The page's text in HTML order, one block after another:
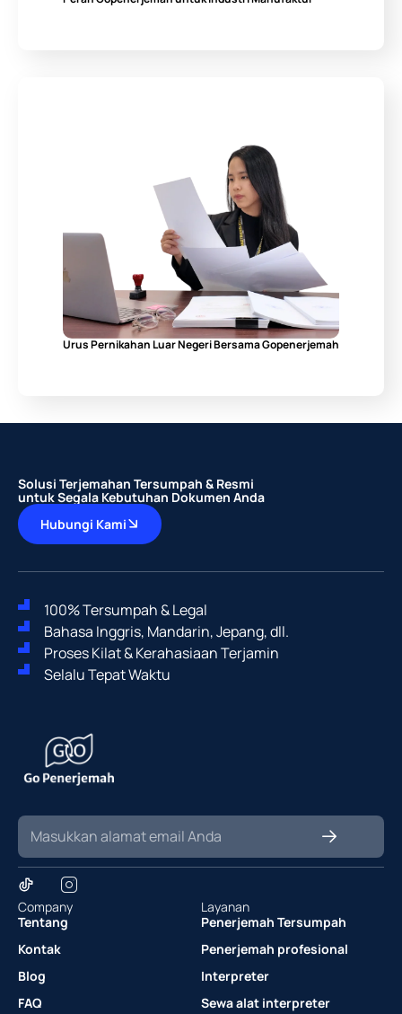
Urus Pernikahan Luar Negeri Bersama Gopenerjemah
Solusi Terjemahan Tersumpah & Resmi
untuk Segala Kebutuhan Dokumen Anda
Hubungi Kami
100% Tersumpah & Legal
Bahasa Inggris, Mandarin, Jepang, dll.
Proses Kilat & Kerahasiaan Terjamin
Selalu Tepat Waktu
Company
Tentang
Kontak
Blog
FAQ
Layanan
Penerjemah Tersumpah
Penerjemah profesional
Interpreter
Sewa alat interpreter